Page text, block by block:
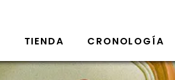
TIENDA CRONOLOGÍA